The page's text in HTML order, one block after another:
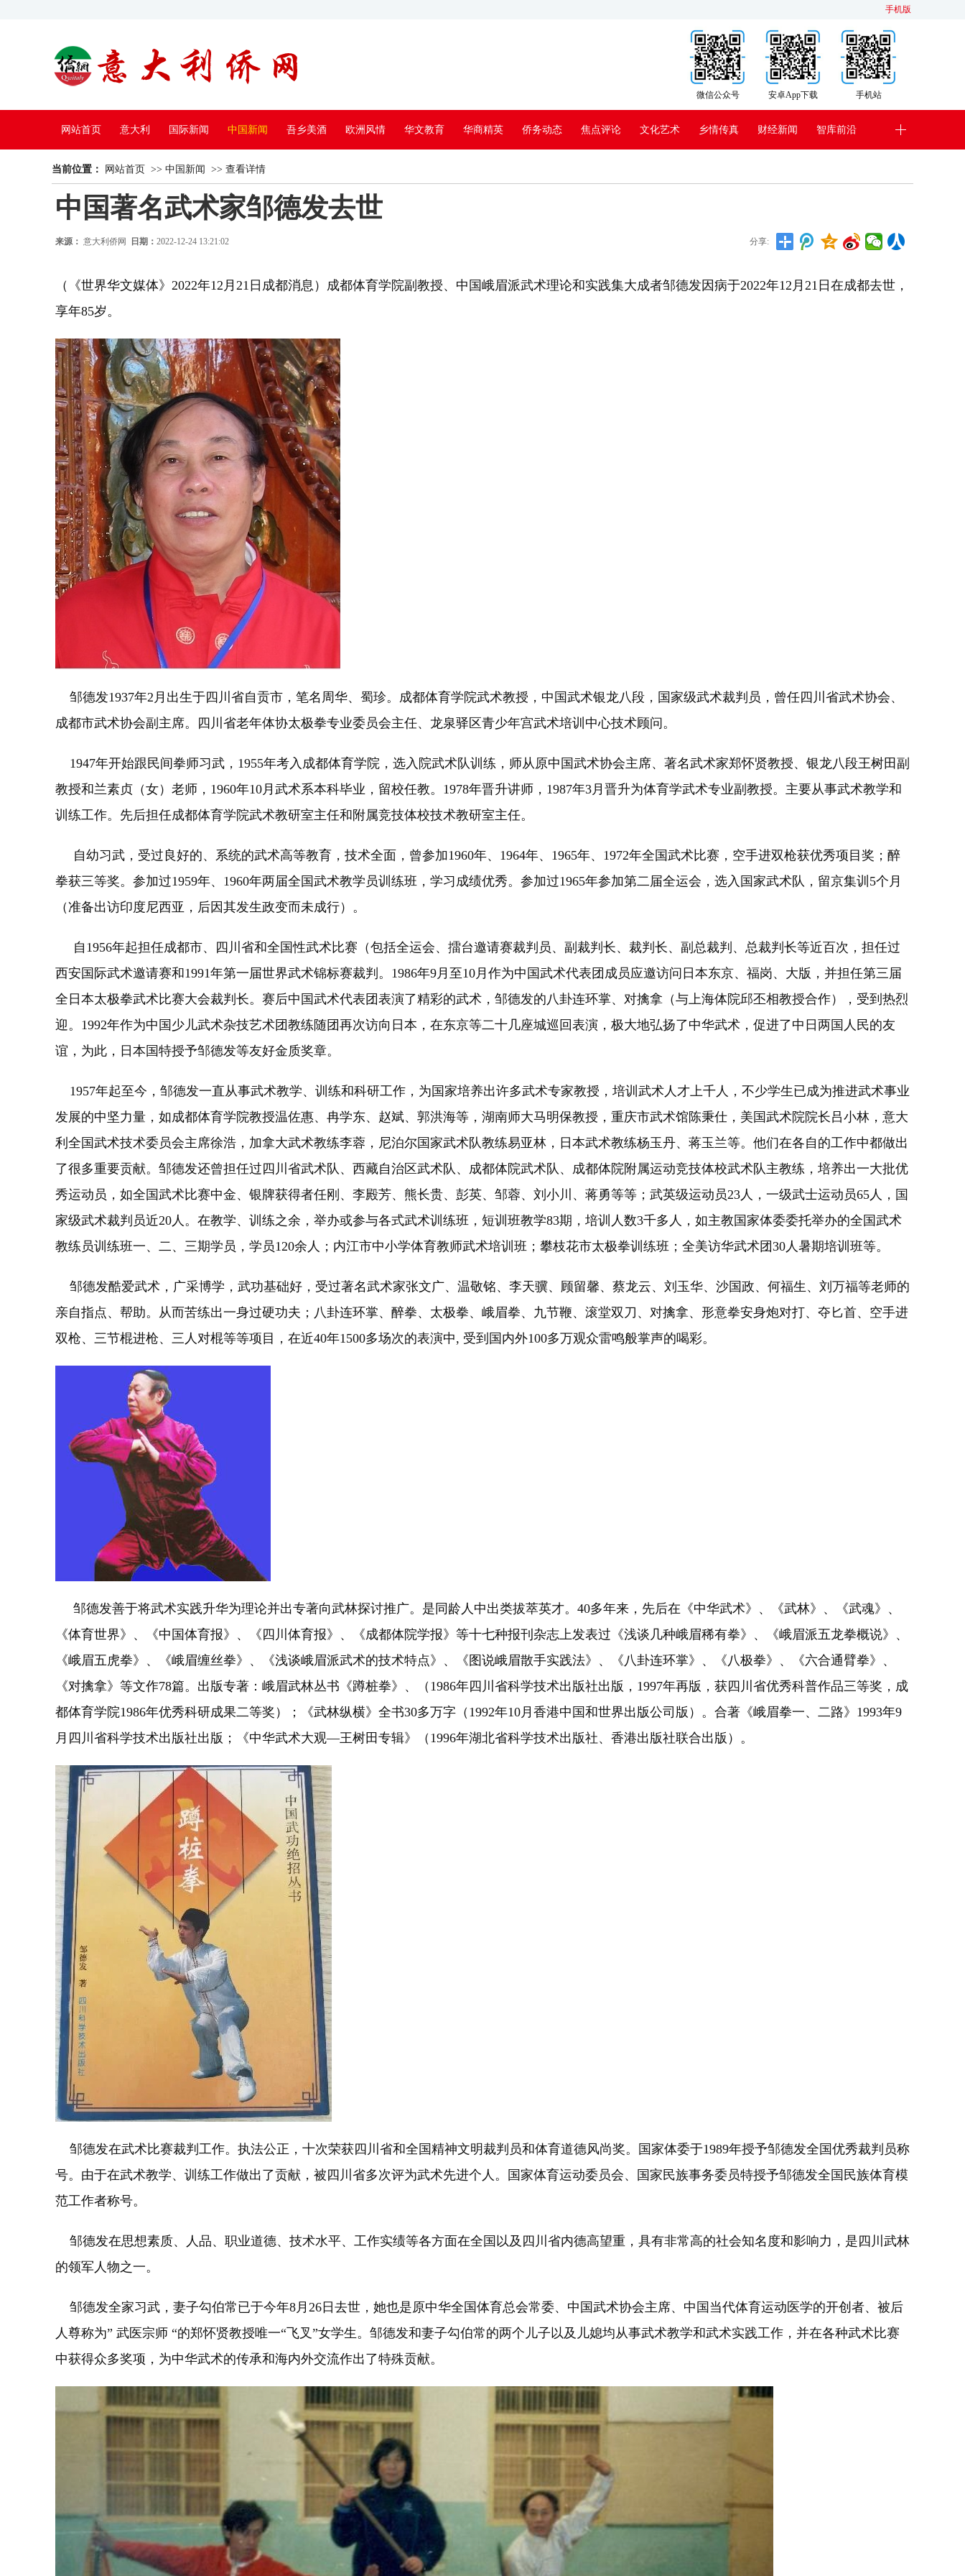
手机版
手机站
安卓App下载
微信公众号
网站首页 意大利 国际新闻 中国新闻 吾乡美酒 欧洲风情 华文教育 华商精英 侨务动态 焦点评论 文化艺术 乡情传真 财经新闻 智库前沿
中国电视
当前位置： 网站首页 >> 中国新闻 >> 查看详情
中国著名武术家邹德发去世
来源： 意大利侨网 日期： 2022-12-24 13:21:02 分享:
（《世界华文媒体》2022年12月21日成都消息）成都体育学院副教授、中国峨眉派武术理论和实践集大成者邹德发因病于2022年12月21日在成都去世，
享年85岁。
邹德发1937年2月出生于四川省自贡市，笔名周华、蜀珍。成都体育学院武术教授，中国武术银龙八段，国家级武术裁判员，曾任四川省武术协会、
成都市武术协会副主席。四川省老年体协太极拳专业委员会主任、龙泉驿区青少年宫武术培训中心技术顾问。
1947年开始跟民间拳师习武，1955年考入成都体育学院，选入院武术队训练，师从原中国武术协会主席、著名武术家郑怀贤教授、银龙八段王树田副
教授和兰素贞（女）老师，1960年10月武术系本科毕业，留校任教。1978年晋升讲师，1987年3月晋升为体育学武术专业副教授。主要从事武术教学和
训练工作。先后担任成都体育学院武术教研室主任和附属竞技体校技术教研室主任。
自幼习武，受过良好的、系统的武术高等教育，技术全面，曾参加1960年、1964年、1965年、1972年全国武术比赛，空手进双枪获优秀项目奖；醉
拳获三等奖。参加过1959年、1960年两届全国武术教学员训练班，学习成绩优秀。参加过1965年参加第二届全运会，选入国家武术队，留京集训5个月
（准备出访印度尼西亚，后因其发生政变而未成行）。
自1956年起担任成都市、四川省和全国性武术比赛（包括全运会、擂台邀请赛裁判员、副裁判长、裁判长、副总裁判、总裁判长等近百次，担任过
西安国际武术邀请赛和1991年第一届世界武术锦标赛裁判。1986年9月至10月作为中国武术代表团成员应邀访问日本东京、福岗、大版，并担任第三届
全日本太极拳武术比赛大会裁判长。赛后中国武术代表团表演了精彩的武术，邹德发的八卦连环掌、对擒拿（与上海体院邱丕相教授合作），受到热烈
迎。1992年作为中国少儿武术杂技艺术团教练随团再次访向日本，在东京等二十几座城巡回表演，极大地弘扬了中华武术，促进了中日两国人民的友
谊，为此，日本国特授予邹德发等友好金质奖章。
1957年起至今，邹德发一直从事武术教学、训练和科研工作，为国家培养出许多武术专家教授，培训武术人才上千人，不少学生已成为推进武术事业
发展的中坚力量，如成都体育学院教授温佐惠、冉学东、赵斌、郭洪海等，湖南师大马明保教授，重庆市武术馆陈秉仕，美国武术院院长吕小林，意大
利全国武术技术委员会主席徐浩，加拿大武术教练李蓉，尼泊尔国家武术队教练易亚林，日本武术教练杨玉丹、蒋玉兰等。他们在各自的工作中都做出
了很多重要贡献。邹德发还曾担任过四川省武术队、西藏自治区武术队、成都体院武术队、成都体院附属运动竞技体校武术队主教练，培养出一大批优
秀运动员，如全国武术比赛中金、银牌获得者任刚、李殿芳、熊长贵、彭英、邹蓉、刘小川、蒋勇等等；武英级运动员23人，一级武士运动员65人，国
家级武术裁判员近20人。在教学、训练之余，举办或参与各式武术训练班，短训班教学83期，培训人数3千多人，如主教国家体委委托举办的全国武术
教练员训练班一、二、三期学员，学员120余人；内江市中小学体育教师武术培训班；攀枝花市太极拳训练班；全美访华武术团30人暑期培训班等。
邹德发酷爱武术，广采博学，武功基础好，受过著名武术家张文广、温敬铭、李天骥、顾留馨、蔡龙云、刘玉华、沙国政、何福生、刘万福等老师的
亲自指点、帮助。从而苦练出一身过硬功夫；八卦连环掌、醉拳、太极拳、峨眉拳、九节鞭、滚堂双刀、对擒拿、形意拳安身炮对打、夺匕首、空手进
双枪、三节棍进枪、三人对棍等等项目，在近40年1500多场次的表演中, 受到国内外100多万观众雷鸣般掌声的喝彩。
邹德发善于将武术实践升华为理论并出专著向武林探讨推广。是同龄人中出类拔萃英才。40多年来，先后在《中华武术》、《武林》、《武魂》、
《体育世界》、《中国体育报》、《四川体育报》、《成都体院学报》等十七种报刊杂志上发表过《浅谈几种峨眉稀有拳》、《峨眉派五龙拳概说》、
《峨眉五虎拳》、《峨眉缠丝拳》、《浅谈峨眉派武术的技术特点》、《图说峨眉散手实践法》、《八卦连环掌》、《八极拳》、《六合通臂拳》、
《对擒拿》等文作78篇。出版专著：峨眉武林丛书《蹲桩拳》、（1986年四川省科学技术出版社出版，1997年再版，获四川省优秀科普作品三等奖，成
都体育学院1986年优秀科研成果二等奖）；《武林纵横》全书30多万字（1992年10月香港中国和世界出版公司版）。合著《峨眉拳一、二路》1993年9
月四川省科学技术出版社出版；《中华武术大观—王树田专辑》（1996年湖北省科学技术出版社、香港出版社联合出版）。
邹德发在武术比赛裁判工作。执法公正，十次荣获四川省和全国精神文明裁判员和体育道德风尚奖。国家体委于1989年授予邹德发全国优秀裁判员称
号。由于在武术教学、训练工作做出了贡献，被四川省多次评为武术先进个人。国家体育运动委员会、国家民族事务委员特授予邹德发全国民族体育模
范工作者称号。
邹德发在思想素质、人品、职业道德、技术水平、工作实绩等各方面在全国以及四川省内德高望重，具有非常高的社会知名度和影响力，是四川武林
的领军人物之一。
邹德发全家习武，妻子勾伯常已于今年8月26日去世，她也是原中华全国体育总会常委、中国武术协会主席、中国当代体育运动医学的开创者、被后
人尊称为” 武医宗师 “的郑怀贤教授唯一“飞叉”女学生。邹德发和妻子勾伯常的两个儿子以及儿媳均从事武术教学和武术实践工作，并在各种武术比赛
中获得众多奖项，为中华武术的传承和海内外交流作出了特殊贡献。